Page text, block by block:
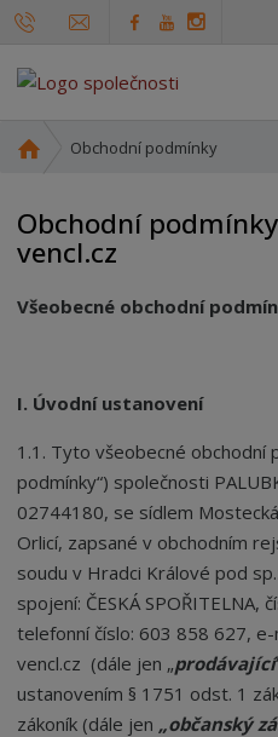
v
d
n
s
n
Obchodní podmínky
Obchodní
vencl.cz
Všeobecné obchodní
I. Úvodní ustanovení
1.1. Tyto všeobecné obchodní
podmínky“) společnosti
02744180, se sídlem
Orlicí, zapsané v obchodním
soudu v Hradci Králové pod
spojení: ČESKÁ
telefonní číslo: 603 858 627,
vencl.cz (dále jen „prodávající
ustanovením § 1751 odst. 1
zákoník (dále jen „občanský